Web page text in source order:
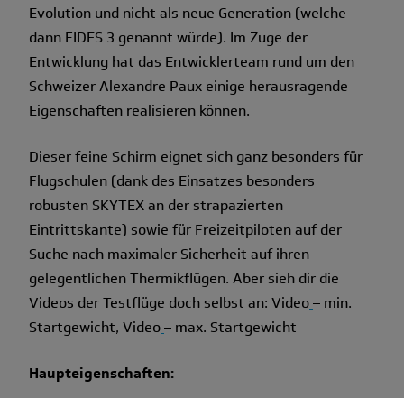
Evolution und nicht als neue Generation (welche
dann FIDES 3 genannt würde). Im Zuge der
Entwicklung hat das Entwicklerteam rund um den
Schweizer Alexandre Paux einige herausragende
Eigenschaften realisieren können.
Dieser feine Schirm eignet sich ganz besonders für
Flugschulen (dank des Einsatzes besonders
robusten SKYTEX an der strapazierten
Eintrittskante) sowie für Freizeitpiloten auf der
Suche nach maximaler Sicherheit auf ihren
gelegentlichen Thermikflügen. Aber sieh dir die
Videos der Testflüge doch selbst an: Video– min.
Startgewicht, Video– max. Startgewicht
Haupteigenschaften: